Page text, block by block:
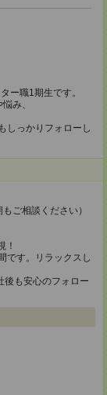
ー職1期生です。
み、
しっかりフォローし
ご相談ください）
！
す。リラックスし
も安心のフォロー